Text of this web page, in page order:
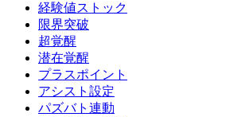
経験値ストック
限界突破
超覚醒
潜在覚醒
プラスポイント
アシスト設定
パズバト連動